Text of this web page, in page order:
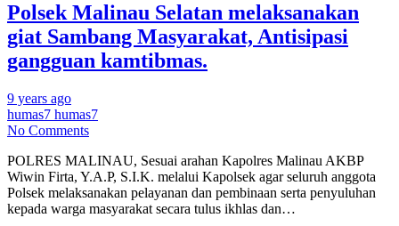
Polsek Malinau Selatan melaksanakan
giat Sambang Masyarakat, Antisipasi
gangguan kamtibmas.
9 years ago
humas7 humas7
No Comments
POLRES MALINAU, Sesuai arahan Kapolres Malinau AKBP
Wiwin Firta, Y.A.P, S.I.K. melalui Kapolsek agar seluruh anggota
Polsek melaksanakan pelayanan dan pembinaan serta penyuluhan
kepada warga masyarakat secara tulus ikhlas dan…